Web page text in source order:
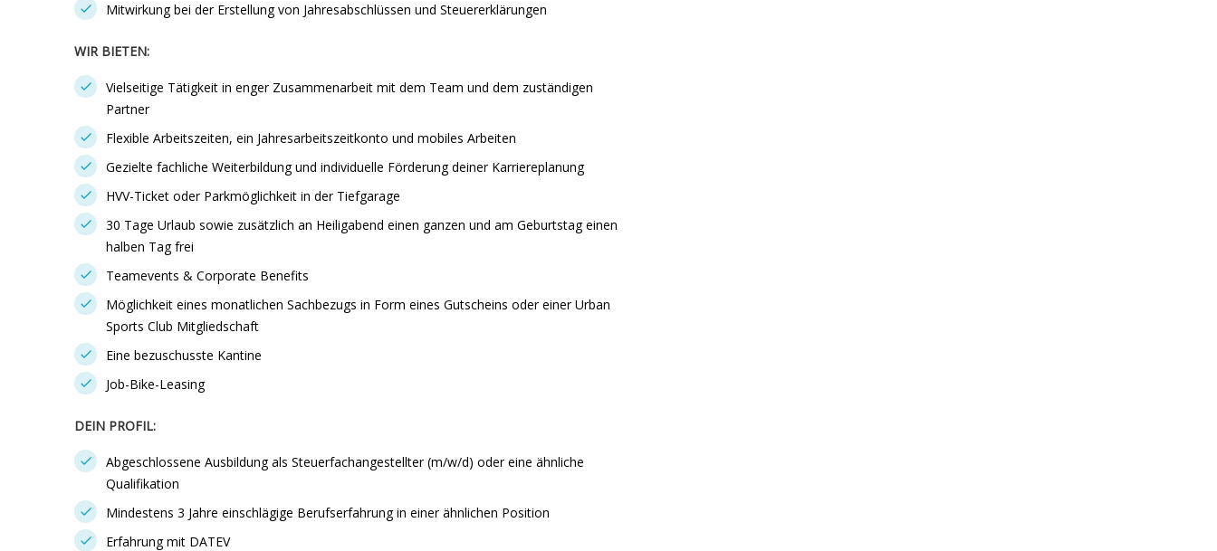
Mitwirkung bei der Erstellung von Jahresabschlüssen und Steuererklärungen
WIR BIETEN:
Vielseitige Tätigkeit in enger Zusammenarbeit mit dem Team und dem zuständigen
Partner
Flexible Arbeitszeiten, ein Jahresarbeitszeitkonto und mobiles Arbeiten
Gezielte fachliche Weiterbildung und individuelle Förderung deiner Karriereplanung
HVV-Ticket oder Parkmöglichkeit in der Tiefgarage
30 Tage Urlaub sowie zusätzlich an Heiligabend einen ganzen und am Geburtstag einen
halben Tag frei
Teamevents & Corporate Benefits
Möglichkeit eines monatlichen Sachbezugs in Form eines Gutscheins oder einer Urban
Sports Club Mitgliedschaft
Eine bezuschusste Kantine
Job-Bike-Leasing
DEIN PROFIL:
Abgeschlossene Ausbildung als Steuerfachangestellter (m/w/d) oder eine ähnliche
Qualifikation
Mindestens 3 Jahre einschlägige Berufserfahrung in einer ähnlichen Position
Erfahrung mit DATEV